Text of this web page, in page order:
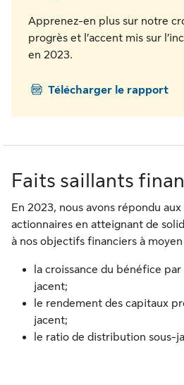
Apprenez-en plus sur notre
progrès et l’accent mis sur
en 2023.
Télécharger le rapport
Faits saillants
En 2023, nous avons répondu
actionnaires en atteignant de
à nos objectifs financiers à
la croissance du bénéfice
jacent;
le rendement des capitaux
jacent;
le ratio de distribution sous-